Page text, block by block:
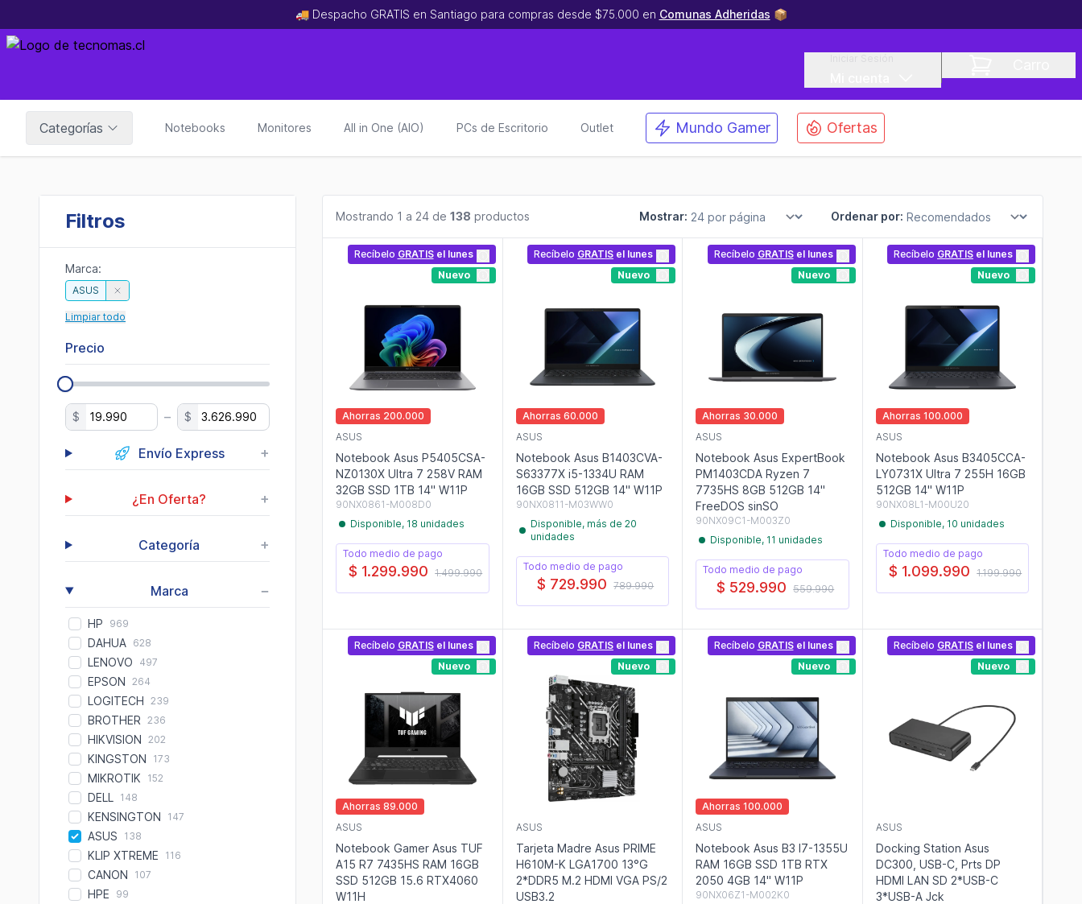
🚚 Despacho GRATIS en Santiago para compras desde $75.000 en Comunas Adheridas 📦
Categorías Notebooks Monitores All in One (AIO) PCs de Escritorio Outlet Mundo Gamer Ofertas
Filtros
Marca:
ASUS
Limpiar todo
Precio
$ – $
Envío Express +
¿En Oferta? +
Categoría +
Marca −
HP 969
DAHUA 628
LENOVO 497
EPSON 264
LOGITECH 239
BROTHER 236
HIKVISION 202
KINGSTON 173
MIKROTIK 152
DELL 148
KENSINGTON 147
ASUS 138
KLIP XTREME 116
CANON 107
HPE 99
Mostrando 1 a 24 de 138 productos Mostrar: Ordenar por:
Recíbelo GRATISel lunes
Nuevo
Ahorras 200.000
ASUS
Notebook Asus P5405CSA-
NZ0130X Ultra 7 258V RAM
32GB SSD 1TB 14" W11P
90NX0861-M008D0
Disponible, 18 unidades
Todo medio de pago
$ 1.299.990 1.499.990
Recíbelo GRATIS el lunes
Nuevo
Ahorras 60.000
ASUS
Notebook Asus B1403CVA-
S63377X i5-1334U RAM
16GB SSD 512GB 14" W11P
90NX0811-M03WW0
Disponible, más de 20
unidades
Todo medio de pago
$ 729.990 789.990
Recíbelo GRATISel lunes
Nuevo
Ahorras 30.000
ASUS
Notebook Asus ExpertBook
PM1403CDA Ryzen 7
7735HS 8GB 512GB 14"
FreeDOS sinSO
90NX09C1-M003Z0
Disponible, 11 unidades
Todo medio de pago
$ 529.990 559.990
Recíbelo GRATIS el lunes
Nuevo
Ahorras 100.000
ASUS
Notebook Asus B3405CCA-
LY0731X Ultra 7 255H 16GB
512GB 14" W11P
90NX08L1-M00U20
Disponible, 10 unidades
Todo medio de pago
$ 1.099.990 1.199.990
Recíbelo GRATISel lunes
Nuevo
Ahorras 89.000
ASUS
Notebook Gamer Asus TUF
A15 R7 7435HS RAM 16GB
SSD 512GB 15.6 RTX4060
W11H
Recíbelo GRATIS el lunes
Nuevo
ASUS
Tarjeta Madre Asus PRIME
H610M-K LGA1700 13°G
2*DDR5 M.2 HDMI VGA PS/2
USB3.2
Recíbelo GRATISel lunes
Nuevo
Ahorras 100.000
ASUS
Notebook Asus B3 I7-1355U
RAM 16GB SSD 1TB RTX
2050 4GB 14" W11P
90NX06Z1-M002K0
Recíbelo GRATIS el lunes
Nuevo
ASUS
Docking Station Asus
DC300, USB-C, Prts DP
HDMI LAN SD 2*USB-C
3*USB-A Jck